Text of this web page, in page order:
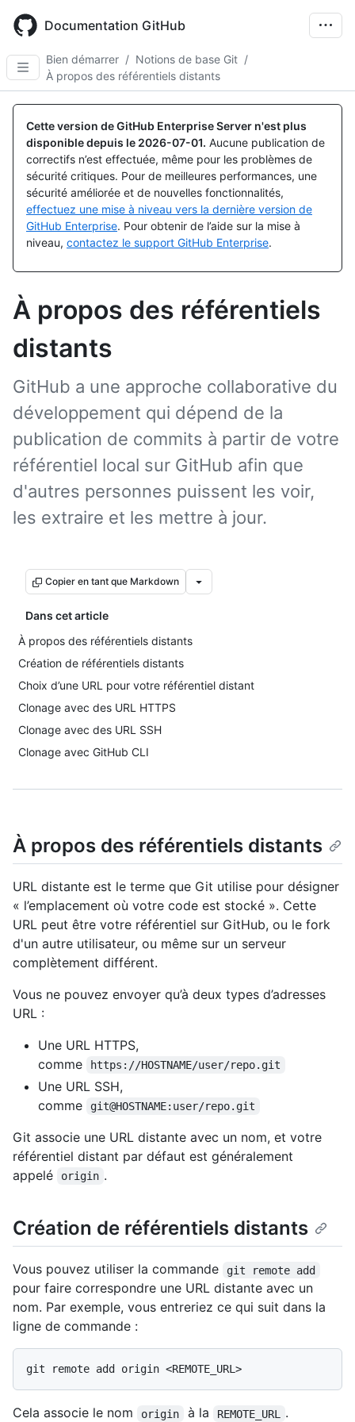
main
content
Documentation GitHub
Bien démarrer / Notions de base Git /
À propos des référentiels distants
Cette version de GitHub Enterprise Server n'est plus
disponible depuis le 2026-07-01. Aucune publication de
correctifs n’est effectuée, même pour les problèmes de
sécurité critiques. Pour de meilleures performances, une
sécurité améliorée et de nouvelles fonctionnalités,
effectuez une mise à niveau vers la dernière version de
GitHub Enterprise. Pour obtenir de l’aide sur la mise à
niveau, contactez le support GitHub Enterprise.
À propos des référentiels
distants
GitHub a une approche collaborative du
développement qui dépend de la
publication de commits à partir de votre
référentiel local sur GitHub afin que
d'autres personnes puissent les voir,
les extraire et les mettre à jour.
Copier en tant que Markdown
Dans cet article
À propos des référentiels distants
Création de référentiels distants
Choix d’une URL pour votre référentiel distant
Clonage avec des URL HTTPS
Clonage avec des URL SSH
Clonage avec GitHub CLI
À propos des référentiels distants
URL distante est le terme que Git utilise pour désigner
« l’emplacement où votre code est stocké ». Cette
URL peut être votre référentiel sur GitHub, ou le fork
d'un autre utilisateur, ou même sur un serveur
complètement différent.
Vous ne pouvez envoyer qu’à deux types d’adresses
URL :
Une URL HTTPS,
comme
https://HOSTNAME/user/repo.git
Une URL SSH,
comme
git@HOSTNAME:user/repo.git
Git associe une URL distante avec un nom, et votre
référentiel distant par défaut est généralement
appelé
origin .
Création de référentiels distants
Vous pouvez utiliser la commande git remote add
pour faire correspondre une URL distante avec un
nom. Par exemple, vous entreriez ce qui suit dans la
ligne de commande :
Cela associe le nom origin à la REMOTE_URL .